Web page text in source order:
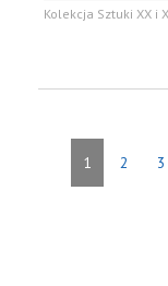
Kolekcja Sztuki XX i
1 2 3